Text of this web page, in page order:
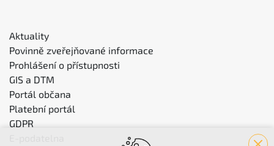
Aktuality
Povinně zveřejňované informace
Prohlášení o přístupnosti
GIS a DTM
Portál občana
Platební portál
GDPR